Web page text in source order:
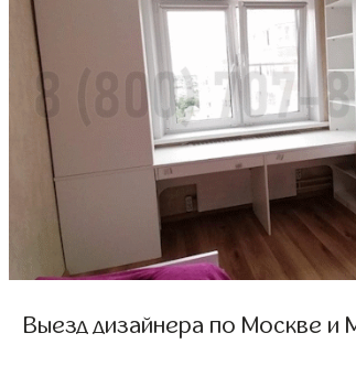
Выезд дизайнера по Москве и